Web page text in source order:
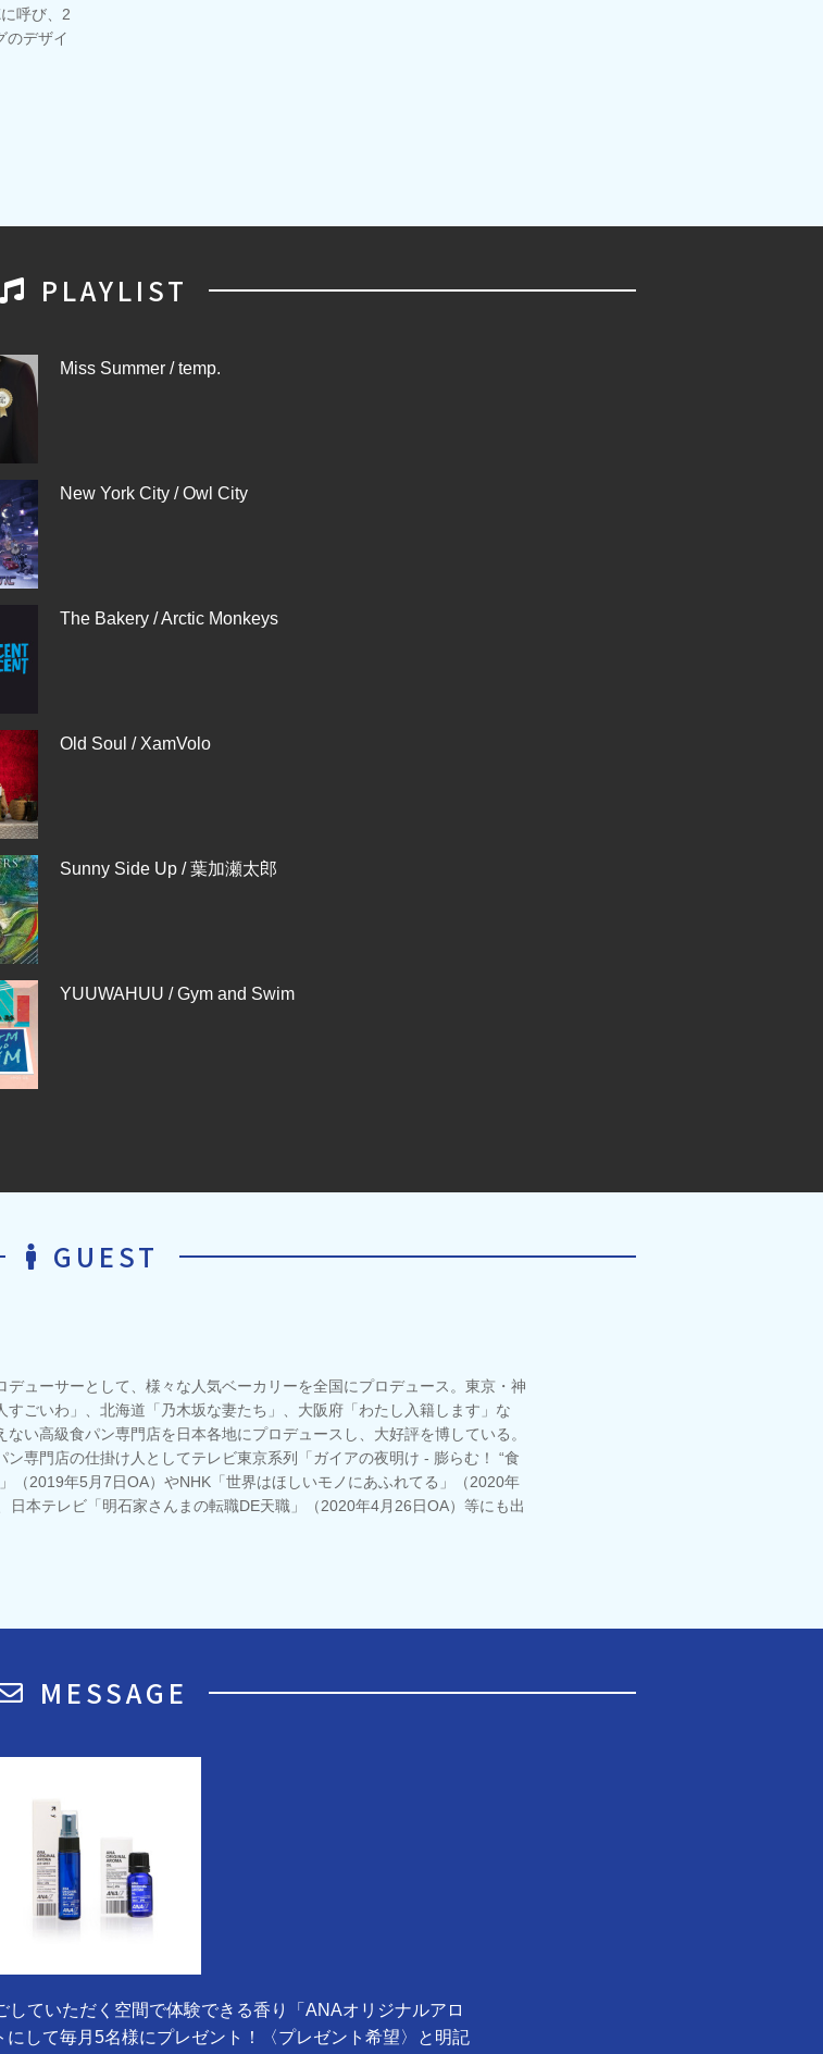
呼び、2
のデザイ
PLAYLIST
Miss Summer / temp.
New York City / Owl City
The Bakery / Arctic Monkeys
Old Soul / XamVolo
Sunny Side Up / 葉加瀬太郎
YUUWAHUU / Gym and Swim
GUEST
デューサーとして、様々な人気ベーカリーを全国にプロデュース。東京・神
すごいわ」、北海道「乃木坂な妻たち」、大阪府「わたし入籍します」な
ない高級食パン専門店を日本各地にプロデュースし、大好評を博している。
ン専門店の仕掛け人としてテレビ東京系列「ガイアの夜明け - 膨らむ！ “食
（2019年5月7日OA）やNHK「世界はほしいモノにあふれてる」（2020年
日本テレビ「明石家さんまの転職DE天職」（2020年4月26日OA）等にも出
MESSAGE
ていただく空間で体験できる香り「ANAオリジナルアロ
して毎月5名様にプレゼント！〈プレゼント希望〉と明記